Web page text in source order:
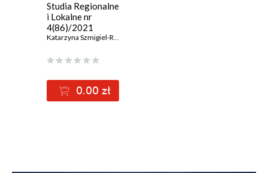
Studia Regionalne
i Lokalne nr
4(86)/2021
Katarzyna Szmigiel-Rawska
0.00 zł